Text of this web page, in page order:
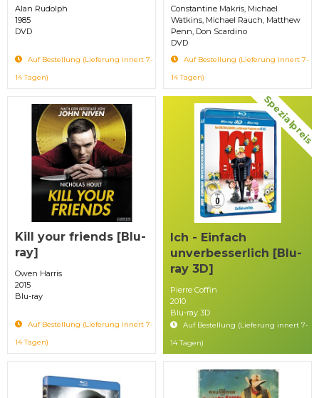
Alan Rudolph
1985
DVD
Auf Bestellung (Lieferung innert 7-
14 Tagen)
Constantine Makris, Michael
Watkins, Michael Rauch, Matthew
Penn, Don Scardino
DVD
Auf Bestellung (Lieferung innert 7-
14 Tagen)
Kill your friends [Blu-
ray]
Owen Harris
2015
Blu-ray
Auf Bestellung (Lieferung innert 7-
14 Tagen)
Spezialpreis
Ich - Einfach
unverbesserlich [Blu-
ray 3D]
Pierre Coffin
2010
Blu-ray 3D
Auf Bestellung (Lieferung innert 7-
14 Tagen)